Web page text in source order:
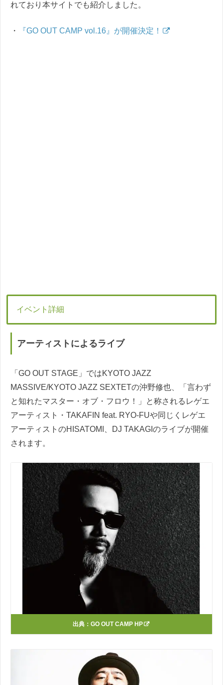
れており本サイトでも紹介しました。
・ 『GO OUT CAMP vol.16』が開催決定！
イベント詳細
アーティストによるライブ
「GO OUT STAGE」ではKYOTO JAZZ
MASSIVE/KYOTO JAZZ SEXTETの沖野修也、「言わず
と知れたマスター・オブ・フロウ！」と称されるレゲエ
アーティスト・TAKAFIN feat. RYO-FUや同じくレゲエ
アーティストのHISATOMI、DJ TAKAGIのライブが開催
されます。
出典： GO OUT CAMP HP